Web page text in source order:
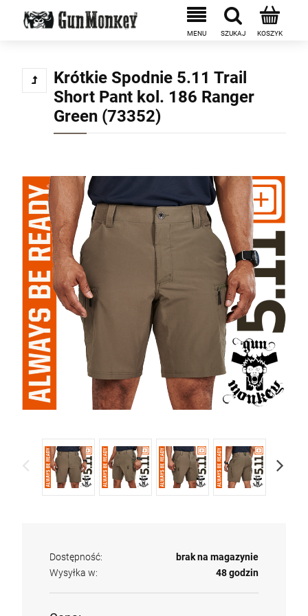
Krótkie Spodnie 5.11 Trail
Short Pant kol. 186 Ranger
Green (73352)
Dostępność:
brak na magazynie
Wysyłka w:
48 godzin